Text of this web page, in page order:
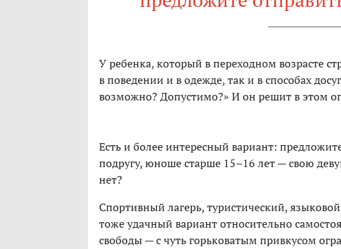
У ребенка, который в переходном возрасте
в поведении и в одежде, так и в способах
возможно? Допустимо?» И он решит в этом
Есть и более интересный вариант:
подругу, юноше старше 15–16 лет — свою
нет?
Спортивный лагерь, туристический,
тоже удачный вариант относительно
свободы — с чуть горьковатым привкусом